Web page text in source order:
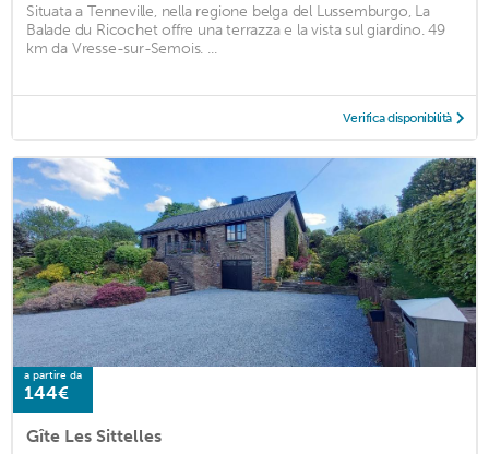
Situata a Tenneville, nella regione belga del Lussemburgo, La
Balade du Ricochet offre una terrazza e la vista sul giardino. 49
km da Vresse-sur-Semois. ...
Verifica disponibilità
a partire da
144€
Gîte Les Sittelles